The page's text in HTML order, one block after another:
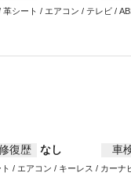
ート / エアコン / テレビ /
復歴 なし 車
/ エアコン / キーレス / カーナ